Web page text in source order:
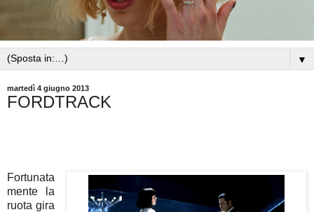
▼
martedì 4 giugno 2013
FORDTRACK
Fortunata
mente la
ruota gira